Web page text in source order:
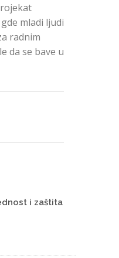
mladi ljudi
radnim
da se bave u
i zaštita